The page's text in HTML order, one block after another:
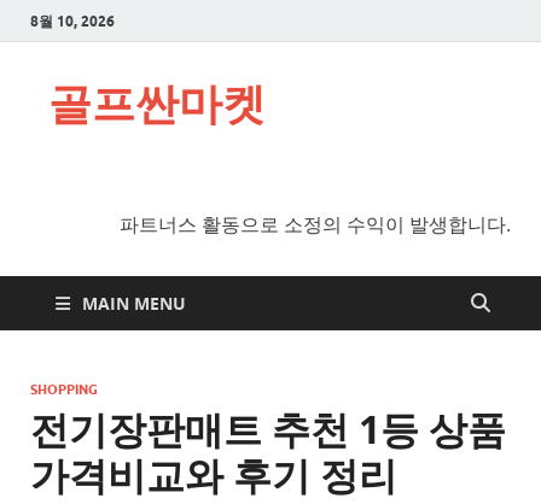
8월 10, 2026
골프싼마켓
파트너스 활동으로 소정의 수익이 발생합니다.
MAIN MENU
SHOPPING
전기장판매트 추천 1등 상품
가격비교와 후기 정리